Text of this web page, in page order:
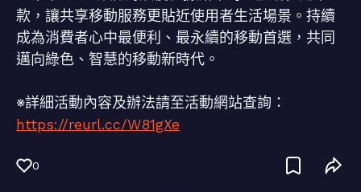
款，讓共享移動服務更貼近使用者生活場景。持續
成為消費者心中最便利、最永續的移動首選，共同
邁向綠色、智慧的移動新時代。
※詳細活動內容及辦法請至活動網站查詢：
https://reurl.cc/W81gXe
0